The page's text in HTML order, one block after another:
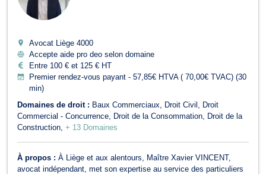
Avocat Liège 4000
Accepte aide pro deo selon domaine
Entre 100 € et 125 € HT
Premier rendez-vous payant - 57,85€ HTVA ( 70,00€ TVAC) (30
min)
Domaines de droit : Baux Commerciaux Droit Civil
Droit
Commercial - Concurrence
Droit de la Consommation
Droit de la
Construction + 13 Domaines
À propos : À Liège et aux alentours, Maître Xavier VINCENT,
avocat indépendant, met son expertise au service des particuliers